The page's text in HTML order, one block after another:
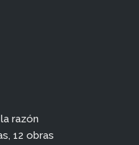
razón
12 obras